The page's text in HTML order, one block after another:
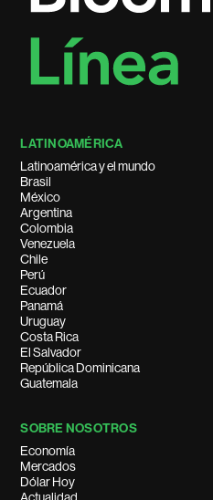
LATINOAMÉRICA
Latinoamérica y el mundo
Brasil
México
Argentina
Colombia
Venezuela
Chile
Perú
Ecuador
Panamá
Uruguay
Costa Rica
El Salvador
República Dominicana
Guatemala
SOBRE NOSOTROS
Economía
Mercados
Dólar Hoy